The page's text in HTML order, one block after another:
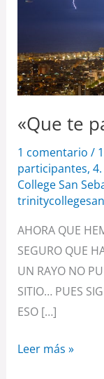
«Que te
1 comentario /
participantes,
College San
AHORA QUE
SEGURO QUE
UN RAYO NO
SITIO… PUES
ESO […]
Leer más »